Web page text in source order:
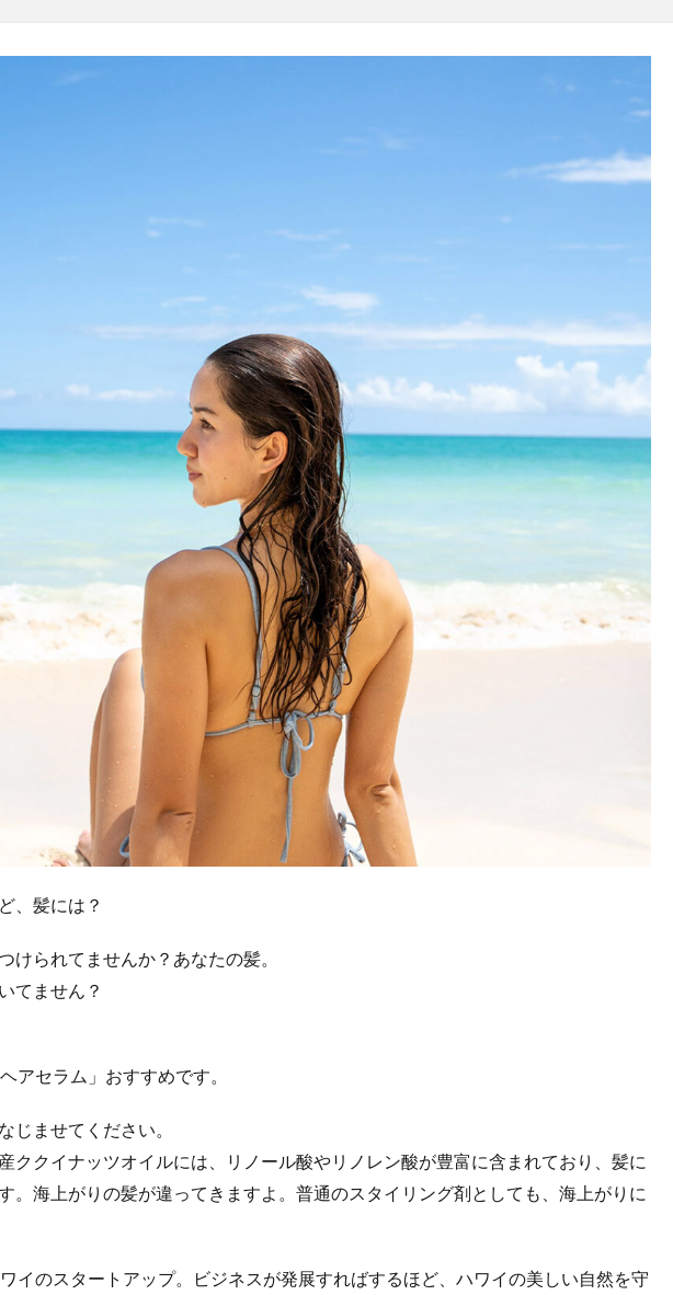
、髪には？
けられてませんか？あなたの髪。
てません？
アセラム」おすすめです。
じませてください。
ククイナッツオイルには、リノール酸やリノレン酸が豊富に含まれており、髪に
。海上がりの髪が違ってきますよ。普通のスタイリング剤としても、海上がりに
イのスタートアップ。ビジネスが発展すればするほど、ハワイの美しい自然を守